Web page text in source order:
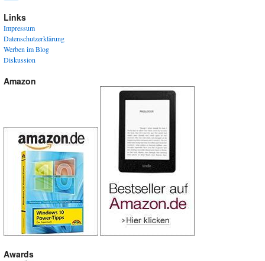
Links
Impressum
Datenschutzerklärung
Werben im Blog
Diskussion
Amazon
Awards